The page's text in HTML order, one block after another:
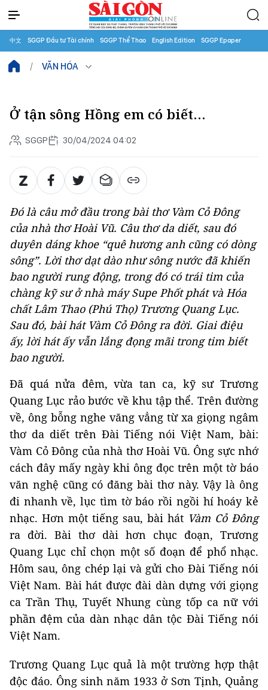
中文 SGGP Đầu tư Tài chính SGGP Thể Thao English Edition SGGP Epaper
VĂN HÓA
Ở tận sông Hồng em có biết…
SGGP 30/04/2024 04:02
Đó là câu mở đầu trong bài thơ Vàm Cỏ Đông
của nhà thơ Hoài Vũ. Câu thơ da diết, sau đó
duyên dáng khoe “quê hương anh cũng có dòng
sông”. Lời thơ dạt dào như sông nước đã khiến
bao người rung động, trong đó có trái tim của
chàng kỹ sư ở nhà máy Supe Phốt phát và Hóa
chất Lâm Thao (Phú Thọ) Trương Quang Lục.
Sau đó, bài hát Vàm Cỏ Đông ra đời. Giai điệu
ấy, lời hát ấy vẫn lắng đọng mãi trong tim biết
bao người.
Đã quá nửa đêm, vừa tan ca, kỹ sư Trương
Quang Lục rảo bước về khu tập thể. Trên đường
về, ông bỗng nghe văng vẳng từ xa giọng ngâm
thơ da diết trên Đài Tiếng nói Việt Nam, bài:
Vàm Cỏ Đông của nhà thơ Hoài Vũ. Ông sực nhớ
cách đây mấy ngày khi ông đọc trên một tờ báo
văn nghệ cũng có đăng bài thơ này. Vậy là ông
đi nhanh về, lục tìm tờ báo rồi ngồi hí hoáy kẻ
nhạc. Hơn một tiếng sau, bài hát Vàm Cỏ Đông
ra đời. Bài thơ dài hơn chục đoạn, Trương
Quang Lục chỉ chọn một số đoạn để phổ nhạc.
Hôm sau, ông chép lại và gửi cho Đài Tiếng nói
Việt Nam. Bài hát được đài dàn dựng với giọng
ca Trần Thụ, Tuyết Nhung cùng tốp ca nữ với
phần đệm của dàn nhạc dân tộc Đài Tiếng nói
Việt Nam.
Trương Quang Lục quả là một trường hợp thật
độc đáo. Ông sinh năm 1933 ở Sơn Tịnh, Quảng